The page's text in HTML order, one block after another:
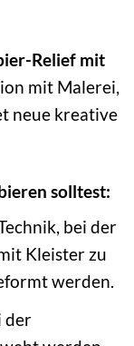
Relief mit
mit Malerei,
neue kreative
solltest:
bei der
Kleister zu
werden.
der